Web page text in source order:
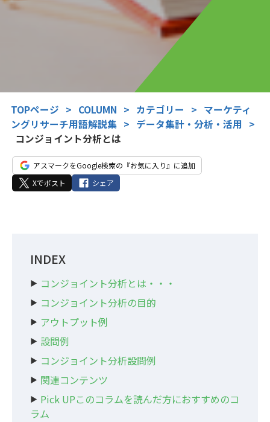
TOPページ > COLUMN > カテゴリー > マーケティ
ングリサーチ用語解説集 > データ集計・分析・活用
>
コンジョイント分析とは
アスマークをGoogle検索の『お気に入り』に追加
Xでポスト
シェア
INDEX
コンジョイント分析とは・・・
コンジョイント分析の目的
アウトプット例
設問例
コンジョイント分析設問例
関連コンテンツ
Pick UPこのコラムを読んだ方におすすめのコ
ラム